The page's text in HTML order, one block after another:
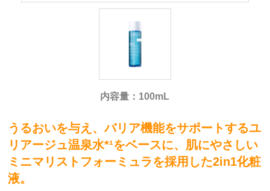
内容量：100mL
うるおいを与え、バリア機能をサポートするユ
リアージュ温泉水*¹をベースに、肌にやさしい
ミニマリストフォーミュラを採用した2in1化粧
液。